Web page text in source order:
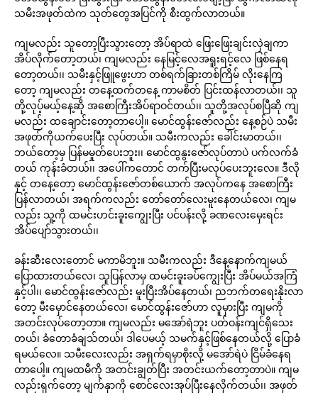
သမီးအဖုတ်ထဲက သုတ်တွေအပြင်ကို စီးထွက်လာတယ်။
ကျမလည်း သူတော့ပြီးသွားတော့ အိပ်ရာထဲ ဖြေးဖြေးချင်းလှဲချကာ
အိပ်လိုက်တော့တယ်၊ ကျမလည်း နေမြင့်လေအရူးရင့်လေ ဖြစ်နေရ
တော့တယ်၊၊ သမီးနှင့်ဖြူဖွေးဟာ တစ်ရက်ခြားတစ်ကြိမ် လိုးနေကြ
တော့ ကျမလည်း တနေ့ထက်တနေ့ ကာမစိတ် ပြင်းထန်လာတယ်၊၊ သူ
တို့လုပ့်မယ့်နေ့ဆို အစောကြီးအိပ်ရာဝင်တယ်၊၊ သူတို့အလုပ်စပြီဆို ကျ
မလည်း ထချောင်းတော့တာပေါ့။ မောင်ထွန်းဇော်လည်း နေ့စဉ်ပဲ သမီး
အဖုတ်ကိုယက်ပေးပြီး လုပ်တယ်။ သမီးကလည်း ခေါင်းမာတယ်၊၊
ဘယ်တော့မှ ပြန်မမှုတ်ပေးဘူး၊၊ မောင်ထွနွးဇော်လုပ်တာပဲ ပက်လက်ခံ
တယ် ကုန်းခံတယ်၊၊ အပေါ်ကတောင် တက်ပြီးမလုပ်ပေးဘူးလေ။ ဒီလို
နှင့် တနေ့တော့ မောင်ထွန်းဇော်တစ်ယောက် အလုပ်ကနေ အစောကြီး
ပြန်လာတယ်၊ အရက်ကလည်း တော်တော်လေးမူးနေတယ်လေ၊ ကျမ
လည်း သူ့ကို ထမင်းဟင်းခူးကျွေးပြီး ပင်ပန်းလို့ ခဏလေးမှေးရင်း
အိပ်ပျော်သွားတယ်၊၊
ခန်းဆီးလေးတောင် မကာမိဘူး။ သမီးကလည်း ဒီနေ့နောက်ကျမယ်
ပြောထားတယ်လေ၊ သူပြန်လာမှ ထမင်းခူးခပ်ကျွေးပြီး အိပ်မယ်အကြံ
နှင့်ပါ၊၊ မောင်ထွန်းဇော်လည်း မူးပြီးအိပ်နေတယ်၊ ညဘက်တရေးနိုးလာ
တော့ မီးမှောင်နေတယ်လေ၊ မောင်ထွန်းဇော်ဟာ လူမှားပြီး ကျမကို
အတင်းလုပ်တော့တာ။ ကျမလည်း မအော်ရဲဘူး ပတ်ဝန်းကျင်ရှိသေး
တယ်၊ ခံတောခံချသ်တယ်၊ ဒါပေမယ့် သမက်နှင့်ဖြစ်နေတယ်လို့ ပြောခံ
ရမယ်လေ။ သမီးလေးလည်း အရှက်ရမှာစိုးလို့ မအော်ရဲပဲ ငြိမ်ခံနေရ
တာပေါ့။ ကျမထမီကို အတင်းချွတ်ပြီး အတင်းယက်တော့တာပဲ။ ကျမ
လည်းရှက်တော့ မျက်နှာကို စောင်လေးအုပ်ပြီးနေလိုက်တယ်၊၊ အဖုတ်